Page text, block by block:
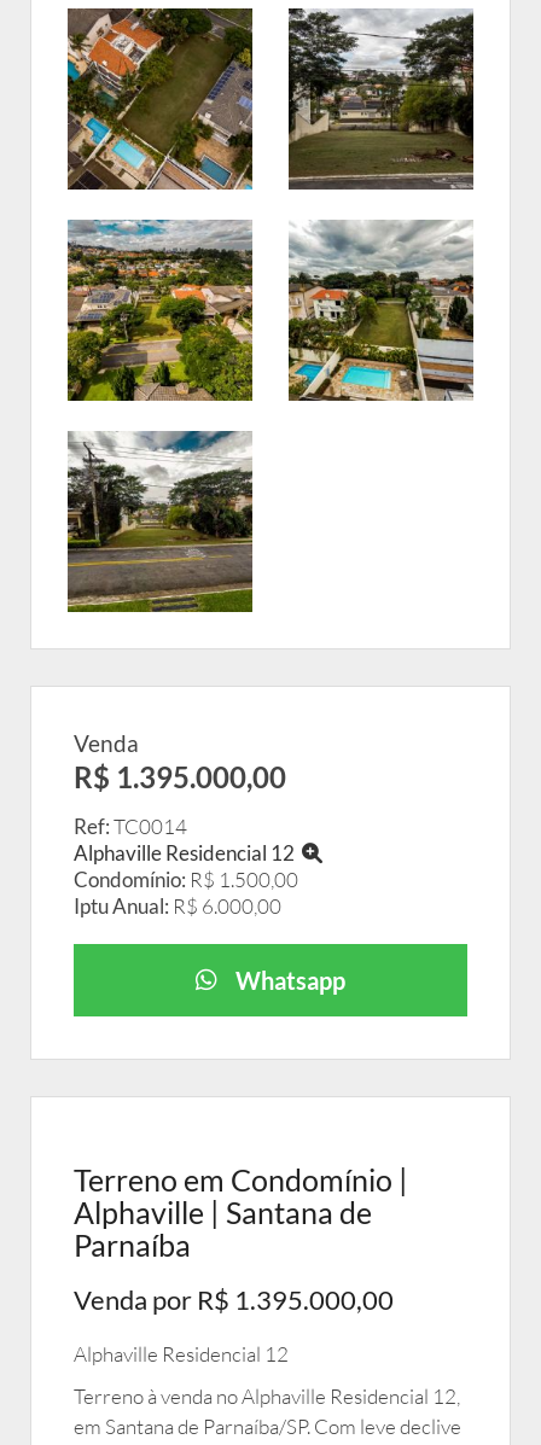
Venda
R$ 1.395.000,00
Ref:TC0014
Alphaville Residencial 12
Condomínio: R$ 1.500,00
Iptu Anual: R$ 6.000,00
Whatsapp
Terreno em Condomínio |
Alphaville | Santana de
Parnaíba
Venda por R$ 1.395.000,00
Alphaville Residencial 12
Terreno à venda no Alphaville Residencial 12,
em Santana de Parnaíba/SP. Com leve declive